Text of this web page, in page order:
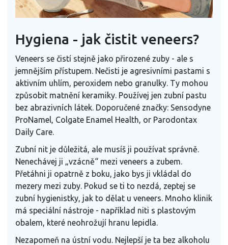
Hygiena - jak čistit veneers?
Veneers se čistí stejně jako přirozené zuby - ale s
jemnějším přístupem. Nečisti je agresivními pastami s
aktivním uhlím, peroxidem nebo granulky. Ty mohou
způsobit matnění keramiky. Používej jen zubní pastu
bez abrazivních látek. Doporučené značky: Sensodyne
ProNamel, Colgate Enamel Health, or Parodontax
Daily Care.
Zubní nit je důležitá, ale musíš ji používat správně.
Nenechávej ji „vzácně“ mezi veneers a zubem.
Přetáhni ji opatrně z boku, jako bys ji vkládal do
mezery mezi zuby. Pokud se ti to nezdá, zeptej se
zubní hygienistky, jak to dělat u veneers. Mnoho klinik
má speciální nástroje - například niti s plastovým
obalem, které neohrožují hranu lepidla.
Nezapomeň na ústní vodu. Nejlepší je ta bez alkoholu